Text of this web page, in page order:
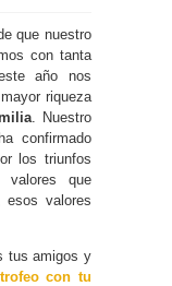
que nuestro
con tanta
año nos
riqueza
. Nuestro
confirmado
los triunfos
que
esos valores
tus amigos y
trofeo con tu